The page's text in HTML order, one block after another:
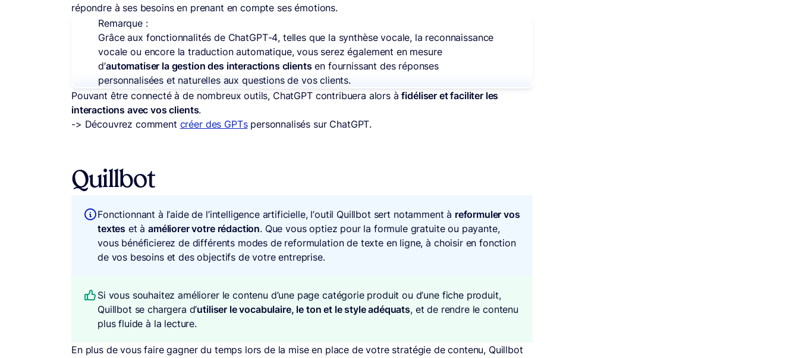
répondre à ses besoins en prenant en compte ses émotions.
Remarque :
Grâce aux fonctionnalités de ChatGPT-4, telles que la synthèse vocale, la reconnaissance
vocale ou encore la traduction automatique, vous serez également en mesure
d’automatiser la gestion des interactions clientsen fournissant des réponses
personnalisées et naturelles aux questions de vos clients.
Pouvant être connecté à de nombreux outils, ChatGPT contribuera alors àfidéliser et faciliter les
interactions avec vos clients.
-> Découvrez comment créer des GPTspersonnalisés sur ChatGPT.
Quillbot
Fonctionnant à l’aide de l’intelligence artificielle, l’outil Quillbot sert notamment à reformuler vos
textes et àaméliorer votre rédaction. Que vous optiez pour la formule gratuite ou payante,
vous bénéficierez de différents modes de reformulation de texte en ligne, à choisir en fonction
de vos besoins et des objectifs de votre entreprise.
Si vous souhaitez améliorer le contenu d’une page catégorie produit ou d’une fiche produit,
Quillbot se chargera d’utiliser le vocabulaire, le ton et le style adéquats, et de rendre le contenu
plus fluide à la lecture.
En plus de vous faire gagner du temps lors de la mise en place de votre stratégie de contenu, Quillbot